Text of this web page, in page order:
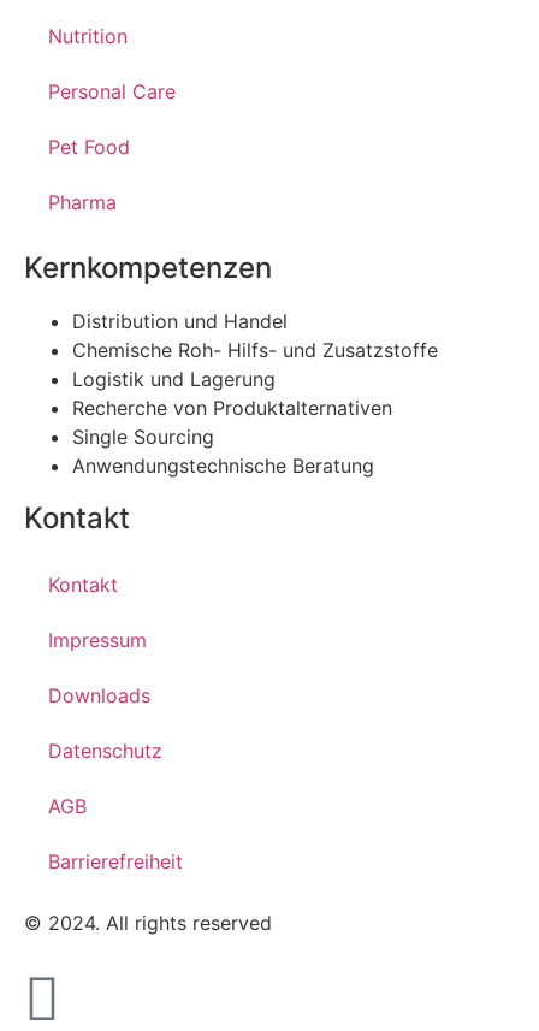
Nutrition
Personal Care
Pet Food
Pharma
Kernkompetenzen
Distribution und Handel
Chemische Roh- Hilfs- und Zusatzstoffe
Logistik und Lagerung
Recherche von Produktalternativen
Single Sourcing
Anwendungstechnische Beratung
Kontakt
Kontakt
Impressum
Downloads
Datenschutz
AGB
Barrierefreiheit
© 2024. All rights reserved